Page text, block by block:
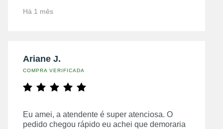
Há 1 mês
Ariane J.
COMPRA VERIFICADA
Eu amei, a atendente é super atenciosa. O
pedido chegou rápido eu achei que demoraria